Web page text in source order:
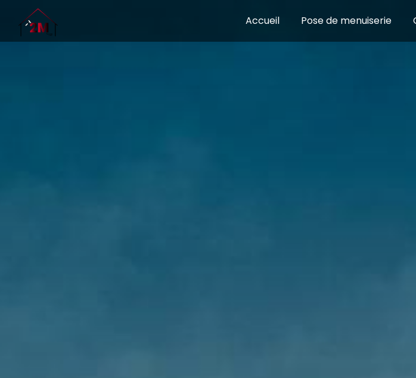
Accueil Pose de menuiserie
Panneau de gestion des cookies